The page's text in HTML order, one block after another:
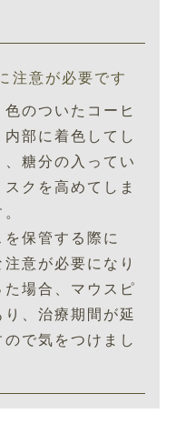
注意が必要です
のついたコーヒ
部に着色してし
糖分の入ってい
クを高めてしま
保管する際に
意が必要になり
場合、マウスピ
、治療期間が延
で気をつけまし